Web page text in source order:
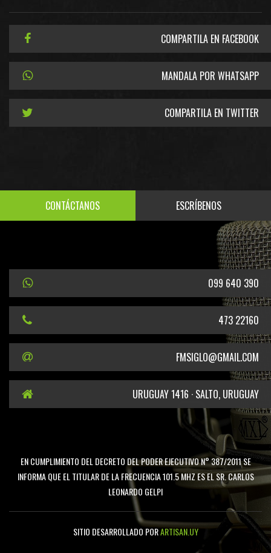
COMPARTILA EN FACEBOOK
MANDALA POR WHATSAPP
COMPARTILA EN TWITTER
CONTÁCTANOS ESCRÍBENOS
099 640 390
473 22160
FMSIGLO@GMAIL.COM
URUGUAY 1416 · SALTO, URUGUAY
EN CUMPLIMIENTO DEL DECRETO DEL PODER EJECUTIVO N° 387/2011 SE
INFORMA QUE EL TITULAR DE LA FRECUENCIA 101.5 MHZ ES EL SR. CARLOS
LEONARDO GELPI
SITIO DESARROLLADO PORARTISAN.UY